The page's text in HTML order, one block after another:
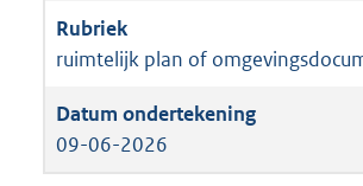
ruimtelijk plan of
09-06-2026